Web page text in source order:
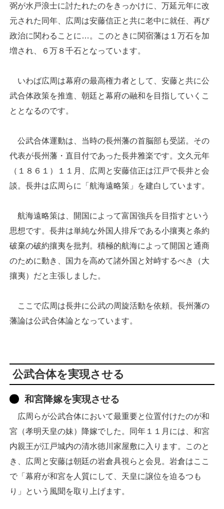
弼が水戸浪士に討たれたのをきっかけに、万延元年に改
元された同年、広周は安藤信正と共に老中に就任、再び
政治に関わることに…。このときに関宿藩は１万石を加
増され、６万８千石となっています。
いわば広周は幕府の最高権力者として、安藤と共に公
武合体政策を推進、朝廷と幕府の融和を目指していくこ
ととなるのです。
公武合体運動は、当時の長州藩の首脳部も受諾。その
代表が長州藩・直目付であった長井雅楽です。文久元年
（１８６１）１１月、広周と安藤信正は江戸で長井と会
談。長井は広周らに「航海遠略策」を建白しています。
航海遠略策は、開国によって富国強兵を目指すという
思想です。長井は単純な外国人排斥である小攘夷と条約
破棄の破約攘夷を批判。積極的航海によって開国と通商
のために動き、国力を高めて諸外国と対峙するべき（大
攘夷）だと主張しました。
ここで広周は長井に公武の周旋活動を依頼。長州藩の
藩論は公武合体論となっています。
公武合体を実現させる
和宮降嫁を実現させる
広周らが公武合体において最重要と位置付けたのが和
宮（孝明天皇の妹）降嫁でした。同年１１月には、和宮
内親王が江戸城内の清水徳川家屋敷に入ります。このと
き、広周と安藤は朝廷の岩倉具視らと会見。岩倉はここ
で「幕府が和宮を人質にして、天皇に譲位を迫るつも
り」という風聞を取り上げます。